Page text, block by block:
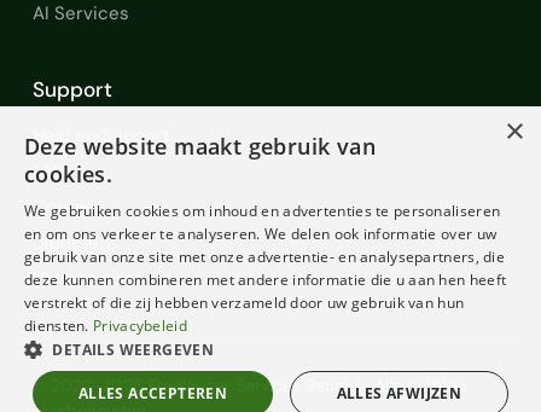
AI Services
Support
Help en Support
FAQ
Contact
Diensten
Voorwaarden
© 2022-2026 Freelancer Services Benelux. Alle rechten
×
Deze website maakt gebruik van
cookies.
We gebruiken cookies om inhoud en advertenties te personaliseren
en om ons verkeer te analyseren. We delen ook informatie over uw
gebruik van onze site met onze advertentie- en analysepartners, die
deze kunnen combineren met andere informatie die u aan hen heeft
verstrekt of die zij hebben verzameld door uw gebruik van hun
diensten. Privacybeleid
DETAILS WEERGEVEN
ALLES ACCEPTEREN ALLES AFWIJZEN